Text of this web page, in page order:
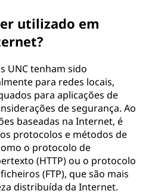
utilizado em
UNC tenham sido
para redes locais,
para aplicações de
de segurança. Ao
baseadas na Internet, é
protocolos e métodos de
o protocolo de
(HTTP) ou o protocolo
(FTP), que são mais
distribuída da Internet.